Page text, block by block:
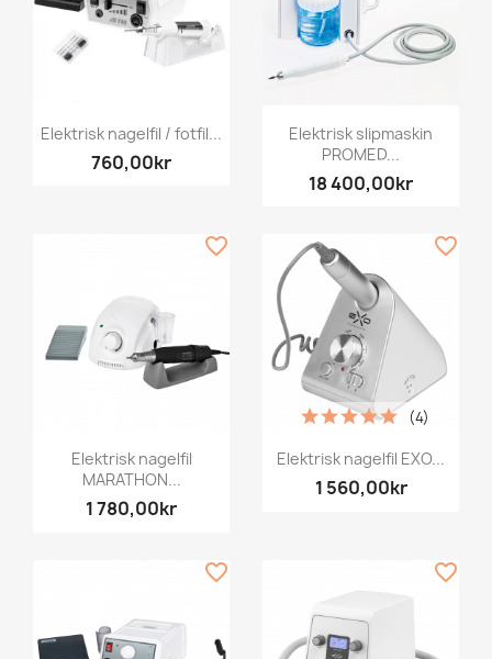
Elektrisk nagelfil / fotfil...
760,00kr
Elektrisk slipmaskin
PROMED...
18 400,00kr
Elektrisk nagelfil
MARATHON...
1 780,00kr
favorite_border
Elektrisk nagelfil EXO...
1 560,00kr
(4)
favorite_border
favorite_border favorite_border